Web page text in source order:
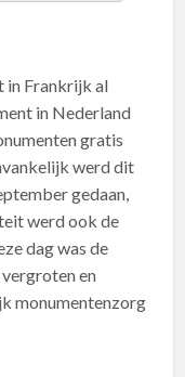
in Frankrijk al
in Nederland
gratis
werd dit
gedaan,
werd ook de
dag was de
en
monumentenzorg